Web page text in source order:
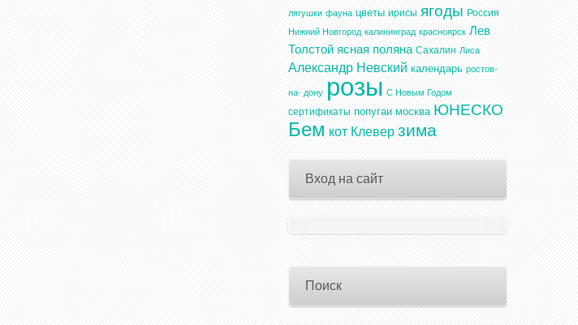
лягушки фауна цветы ирисы ягоды Россия
Нижний Новгород калининград красноярск Лев
Толстой ясная поляна Сахалин Лиса
Александр Невский календарь ростов-
на- дону розы С Новым Годом
сертификаты попугаи москва ЮНЕСКО
Бем кот Клевер зима
Вход на сайт
Поиск